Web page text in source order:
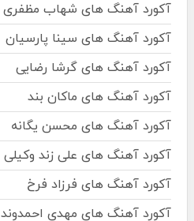
آکورد آهنگ های شهاب مظفری
آکورد آهنگ های سینا پارسیان
آکورد آهنگ های گرشا رضایی
آکورد آهنگ های ماکان بند
آکورد آهنگ های محسن یگانه
آکورد آهنگ های علی زند وکیلی
آکورد آهنگ های فرزاد فرخ
آکورد آهنگ های مهدی احمدوند